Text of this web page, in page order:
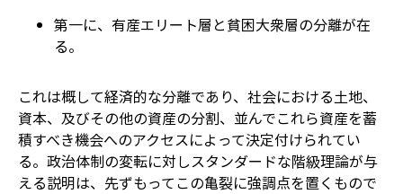
第一に、有産エリート層と貧困大衆層の分離が在
る。
これは概して経済的な分離であり、社会における土地、
資本、及びその他の資産の分割、並んでこれら資産を蓄
積すべき機会へのアクセスによって決定付けられてい
る。政治体制の変転に対しスタンダードな階級理論が与
える説明は、先ずもってこの亀裂に強調点を置くもので